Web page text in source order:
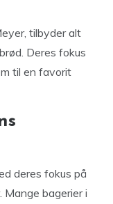
tilbyder alt
Deres fokus
til en favorit
deres fokus på
bagerier i